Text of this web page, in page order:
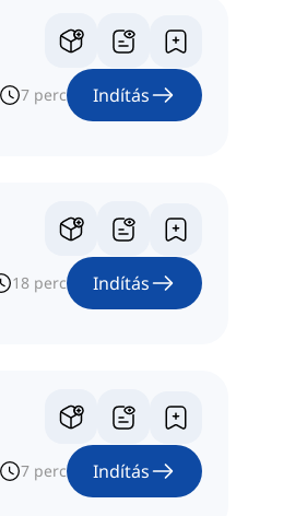
7 perc Indítás
18 perc Indítás
7 perc Indítás